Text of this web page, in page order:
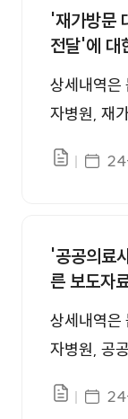
주시, 저출
저출생 대
넷뉴스
18~20일까
- 데일리한
학교 밖 청
교 밖 청소
문
료 건강검
학교 밖 청
소년 건강
병원 업무
'재가방문
전달'에 대
상세내역은
자병원, 재
nkooki.com)
파일있음게
'공공의료
른 보도자
상세내역은
자병원, 공
상주적십자
파일있음게